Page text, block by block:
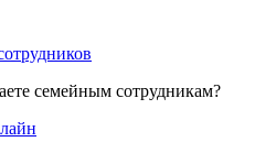
семейным сотрудникам?